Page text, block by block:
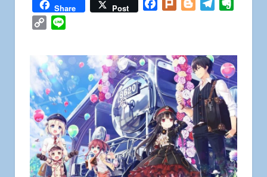
Share Post Facebook
Plurk BloggerTelegram
Copy